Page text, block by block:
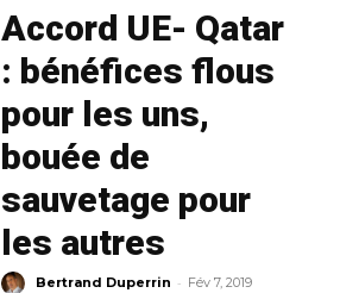
Accord UE- Qatar
: bénéfices flous
pour les uns,
bouée de
sauvetage pour
les autres
Bertrand Duperrin - Fév 7, 2019